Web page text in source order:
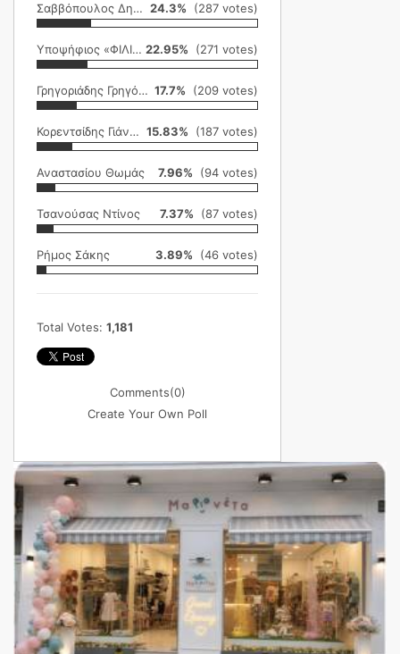
Σαββόπουλος Δημήτρης 24.3% (287 votes)
Υποψήφιος «ΦΙΛΙΚΗ ΕΤΑΙΡΕΙΑ» 22.95% (271 votes)
Γρηγοριάδης Γρηγόρης 17.7% (209 votes)
Κορεντσίδης Γιάννης 15.83% (187 votes)
Αναστασίου Θωμάς 7.96% (94 votes)
Τσανούσας Ντίνος 7.37% (87 votes)
Ρήμος Σάκης 3.89% (46 votes)
Total Votes: 1,181
Comments(0)
Create Your Own Poll